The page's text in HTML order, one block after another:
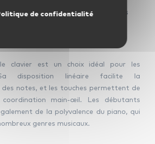
de musique les plus évidents
clavier est un choix idéal pour les
disposition linéaire facilite la
des notes, et les touches permettent de
coordination main-œil. Les débutants
de la polyvalence du piano, qui
genres musicaux.
de confidentialité